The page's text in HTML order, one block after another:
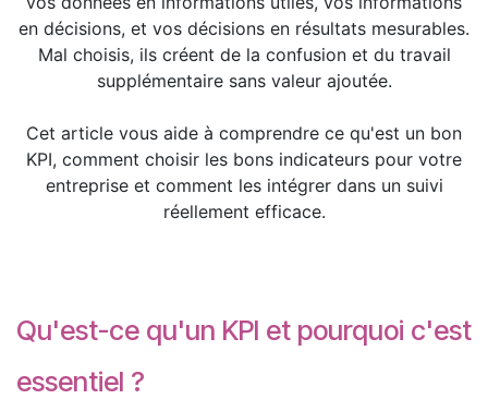
en décisions, et vos décisions en résultats mesurables.
Mal choisis, ils créent de la confusion et du travail
supplémentaire sans valeur ajoutée.
Cet article vous aide à comprendre ce qu'est un bon
KPI, comment choisir les bons indicateurs pour votre
entreprise et comment les intégrer dans un suivi
réellement efficace.
Qu'est-ce qu'un KPI et pourquoi c'est
essentiel ?